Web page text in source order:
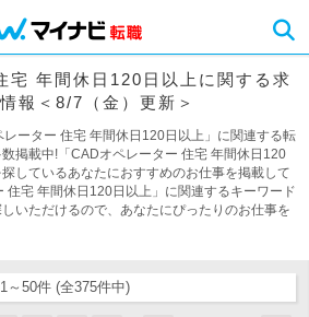
宅 年間休日120日以上に関する求
報＜8/7（金）更新＞
ーター 住宅 年間休日120日以上」に関連する転
掲載中!「CADオペレーター 住宅 年間休日120
しているあなたにおすすめのお仕事を掲載して
住宅 年間休日120日以上」に関連するキーワード
いただけるので、あなたにぴったりのお仕事を
1～50件 (全375件中)